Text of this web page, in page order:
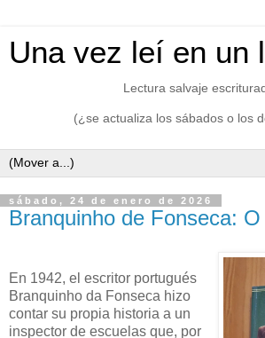
Una vez leí en
Lectura salvaje
(¿se actualiza los sábados o los
sábado, 24 de enero de 2026
Branquinho de Fonseca:
En 1942, el escritor portugués
Branquinho da Fonseca hizo
contar su propia historia a un
inspector de escuelas que, por